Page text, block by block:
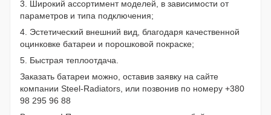
3. Широкий ассортимент моделей, в зависимости от
параметров и типа подключения;
4. Эстетический внешний вид, благодаря качественной
оцинковке батареи и порошковой покраске;
5. Быстрая теплоотдача.
Заказать батареи можно, оставив заявку на сайте
компании Steel-Radiators, или позвонив по номеру +380
98 295 96 88